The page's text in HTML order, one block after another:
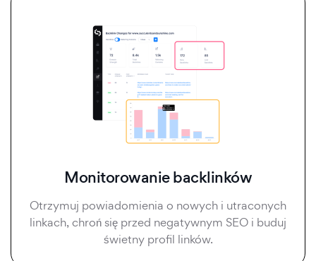
Monitorowanie backlinków
Otrzymuj powiadomienia o nowych i utraconych
linkach, chroń się przed negatywnym SEO i buduj
świetny profil linków.